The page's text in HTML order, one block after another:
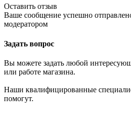
Оставить отзыв
Ваше сообщение успешно
модератором
Задать вопрос
Вы можете задать любой
или работе магазина.
Наши квалифицированные
помогут.